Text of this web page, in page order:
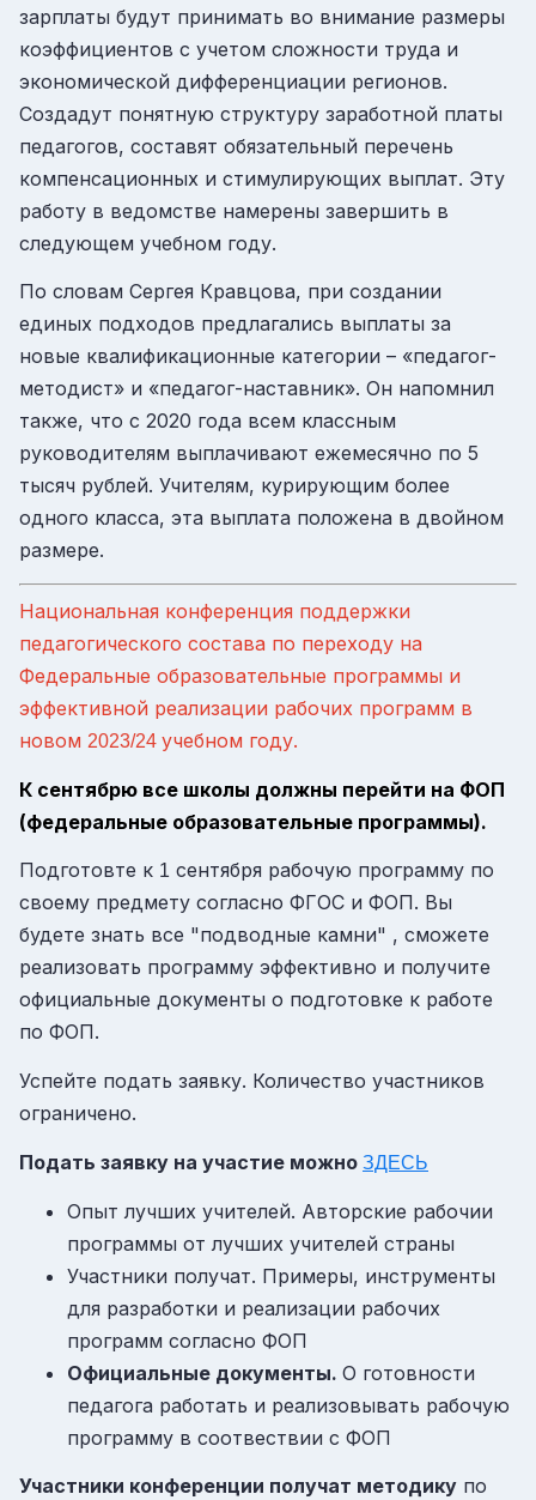
зарплаты будут принимать во внимание размеры
коэффициентов с учетом сложности труда и
экономической дифференциации регионов.
Создадут понятную структуру заработной платы
педагогов, составят обязательный перечень
компенсационных и стимулирующих выплат. Эту
работу в ведомстве намерены завершить в
следующем учебном году.
По словам Сергея Кравцова, при создании
единых подходов предлагались выплаты за
новые квалификационные категории – «педагог-
методист» и «педагог-наставник». Он напомнил
также, что с 2020 года всем классным
руководителям выплачивают ежемесячно по 5
тысяч рублей. Учителям, курирующим более
одного класса, эта выплата положена в двойном
размере.
Национальная конференция поддержки
педагогического состава по переходу на
Федеральные образовательные программы и
эффективной реализации рабочих программ в
новом 2023/24 учебном году.
К сентябрю все школы должны перейти на ФОП
(федеральные образовательные программы).
Подготовте к 1 сентября рабочую программу по
своему предмету согласно ФГОС и ФОП. Вы
будете знать все "подводные камни" , сможете
реализовать программу эффективно и получите
официальные документы о подготовке к работе
по ФОП.
Успейте подать заявку. Количество участников
ограничено.
Подать заявку на участие можно ЗДЕСЬ
Опыт лучших учителей. Авторские рабочии
программы от лучших учителей страны
Участники получат. Примеры, инструменты
для разработки и реализации рабочих
программ согласно ФОП
Официальные документы. О готовности
педагога работать и реализовывать рабочую
программу в соотвествии с ФОП
Участники конференции получат методику по